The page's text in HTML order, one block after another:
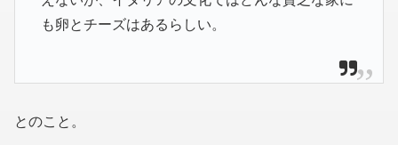
も卵とチーズはあるらしい。
とのこと。